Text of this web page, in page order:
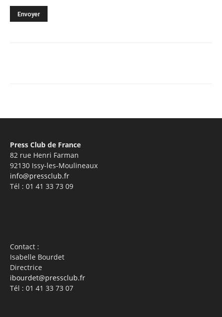
Press Club de France
82 rue Henri Farman
92130 Issy-les-Moulineaux
info@pressclub.fr
Tél : 01 41 33 73 09
Contact :
Isabelle Bourdet
Directrice
ibourdet@pressclub.fr
Tél : 01 41 33 73 07